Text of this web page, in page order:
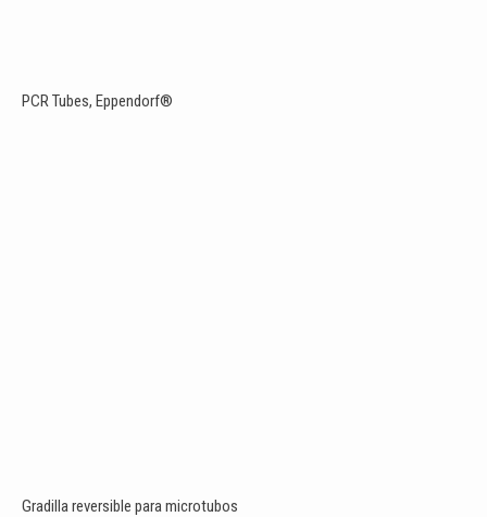
PCR Tubes, Eppendorf®
Gradilla reversible para microtubos